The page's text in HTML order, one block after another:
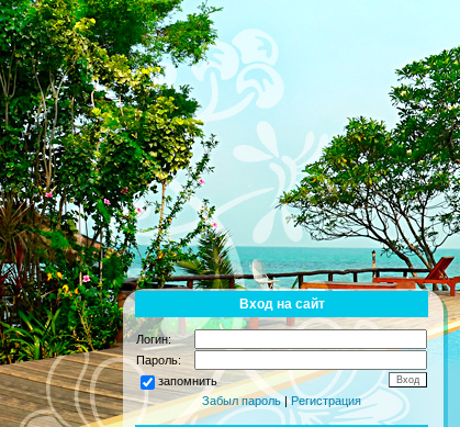
Вход на сайт
Логин:
Пароль:
запомнить
Забыл пароль|Регистрация